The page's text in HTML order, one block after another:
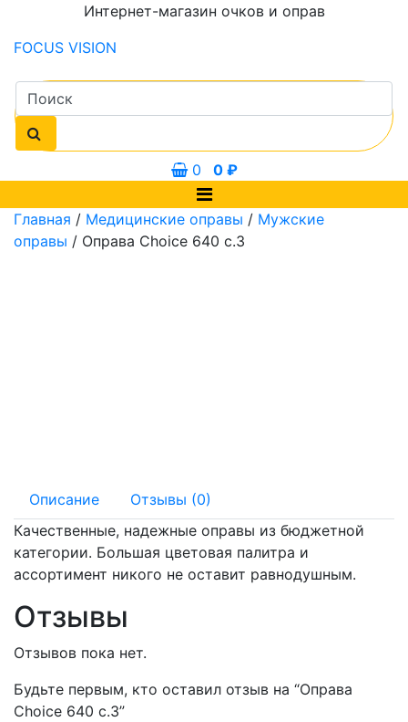
Интернет-магазин очков и оправ
FOCUS VISION
0 0 ₽
Главная / Медицинские оправы / Мужские
оправы / Оправа Choice 640 с.3
Описание
Отзывы (0)
Качественные, надежные оправы из бюджетной
категории. Большая цветовая палитра и
ассортимент никого не оставит равнодушным.
Отзывы
Отзывов пока нет.
Будьте первым, кто оставил отзыв на “Оправа
Choice 640 с.3”